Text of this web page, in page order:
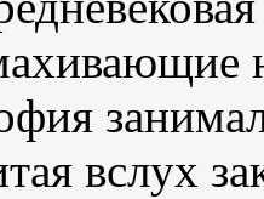
вслух